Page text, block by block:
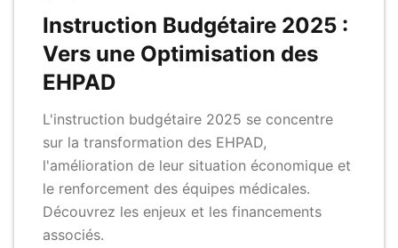
Instruction Budgétaire 2025 :
Vers une Optimisation des
EHPAD
L'instruction budgétaire 2025 se concentre
sur la transformation des EHPAD,
l'amélioration de leur situation économique et
le renforcement des équipes médicales.
Découvrez les enjeux et les financements
associés.